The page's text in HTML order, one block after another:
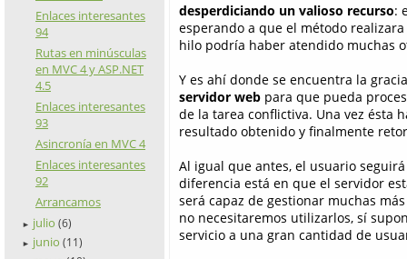
Enlaces interesantes
94
Rutas en minúsculas
en MVC 4 y ASP.NET
4.5
Enlaces interesantes
93
Asincronía en MVC 4
Enlaces interesantes
92
Arrancamos
► julio (6)
► junio (11)
desperdiciando un valioso recurso:
esperando a que el método
hilo podría haber atendido muchas
Y es ahí donde se encuentra la
servidor web para que pueda
de la tarea conflictiva. Una vez ésta
resultado obtenido y finalmente
Al igual que antes, el usuario
diferencia está en que el servidor
será capaz de gestionar muchas
no necesitaremos utilizarlos, sí
servicio a una gran cantidad de